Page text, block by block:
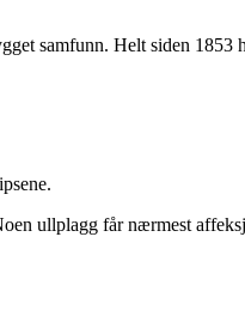
samfunn. Helt siden
ullplagg får nærmest